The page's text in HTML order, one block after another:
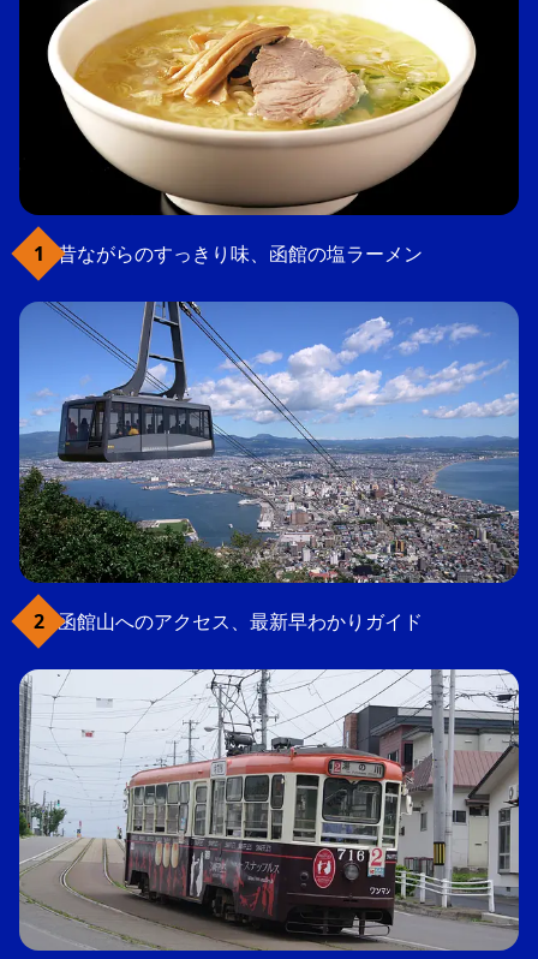
昔ながらのすっきり味、函館の塩ラーメン
函館山へのアクセス、最新早わかりガイド